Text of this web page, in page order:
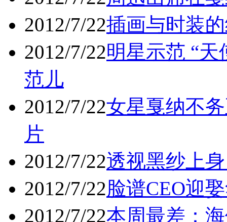
2012/7/22插画与时装
2012/7/22明星示范 “
范儿
2012/7/22女星戛纳不
片
2012/7/22透视黑纱上
2012/7/22脸谱CEO迎
2012/7/22本周最差：